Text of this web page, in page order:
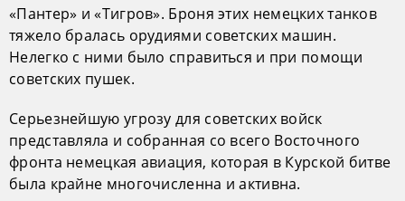
«Пантер» и «Тигров». Броня этих немецких танков
тяжело бралась орудиями советских машин.
Нелегко с ними было справиться и при помощи
советских пушек.
Серьезнейшую угрозу для советских войск
представляла и собранная со всего Восточного
фронта немецкая авиация, которая в Курской битве
была крайне многочисленна и активна.